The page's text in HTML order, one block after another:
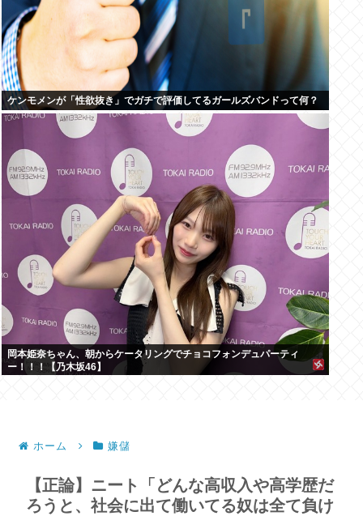
ケンモメンが「性欲抜き」でガチで評価してるガールズバンドって何？
岡本姫奈ちゃん、朝からケータリングでチョコフォンデュパーティ
ー！！！【乃木坂46】
ホーム 嫌儲
【正論】ニート「どんな高収入や高学歴だ
ろうと、社会に出て働いてる奴は全て負け